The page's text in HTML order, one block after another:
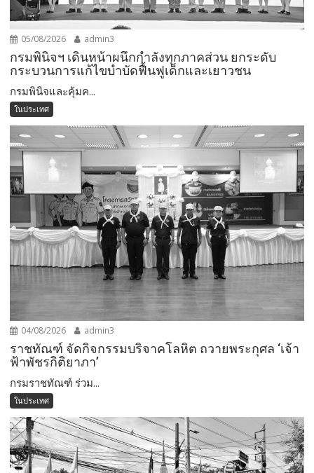
05/08/2026 admin3
กรมพินิจฯ เดินหน้าผนึกกำลังทุกภาคส่วน ยกระดับ
กระบวนการแก้ไขบำบัดฟื้นฟูเด็กและเยาวชน
กรมพินิจและคุ้มค...
ในประเทศ
04/08/2026 admin3
ราชทัณฑ์ จัดกิจกรรมบริจาคโลหิต ถวายพระกุศล ‘เจ้า
ฟ้าพัชรกิติยาภา’
กรมราชทัณฑ์ ร่วม...
ในประเทศ